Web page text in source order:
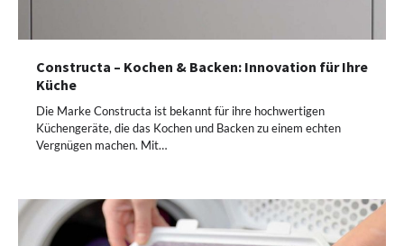
Constructa – Kochen & Backen: Innovation für Ihre
Küche
Die Marke Constructa ist bekannt für ihre hochwertigen
Küchengeräte, die das Kochen und Backen zu einem echten
Vergnügen machen. Mit…